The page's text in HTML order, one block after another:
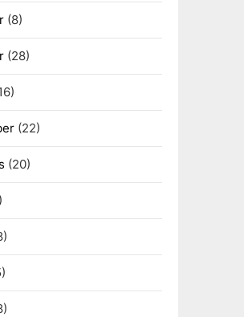
(8)
(28)
(22)
(20)